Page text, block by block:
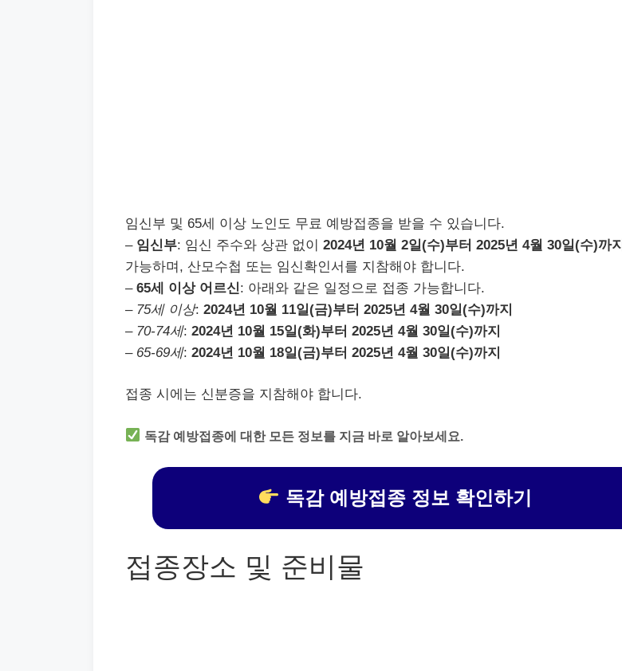
임신부 및 65세 이상 노인도 무료 예방접종을 받을 수 있습니다.
– 임신부: 임신 주수와 상관 없이 2024년 10월 2일(수)부터 2025년 4월 30일(수)까지
가능하며, 산모수첩 또는 임신확인서를 지참해야 합니다.
– 65세 이상 어르신: 아래와 같은 일정으로 접종 가능합니다.
– 75세 이상: 2024년 10월 11일(금)부터 2025년 4월 30일(수)까지
– 70-74세: 2024년 10월 15일(화)부터 2025년 4월 30일(수)까지
– 65-69세: 2024년 10월 18일(금)부터 2025년 4월 30일(수)까지
접종 시에는 신분증을 지참해야 합니다.
독감 예방접종에 대한 모든 정보를 지금 바로 알아보세요.
독감 예방접종 정보 확인하기
접종장소 및 준비물